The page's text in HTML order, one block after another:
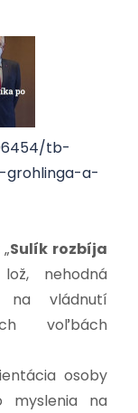
tb-
a-
Sulík rozbíja
nehodná
na vládnutí
voľbách
osoby
myslenia na